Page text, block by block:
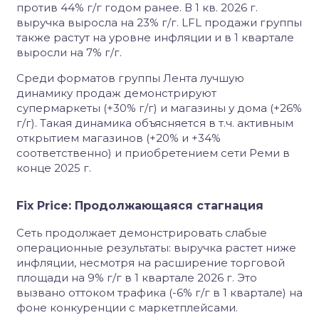
против 44% г/г годом ранее. В 1 кв. 2026 г.
выручка выросла на 23% г/г. LFL продажи группы
также растут на уровне инфляции и в 1 квартале
выросли на 7% г/г.
Среди форматов группы Лента лучшую
динамику продаж демонстрируют
супермаркеты (+30% г/г) и магазины у дома (+26%
г/г). Такая динамика объясняется в т.ч. активным
открытием магазинов (+20% и +34%
соответственно) и приобретением сети Реми в
конце 2025 г.
Fix Price: Продолжающаяся стагнация
Сеть продолжает демонстрировать слабые
операционные результаты: выручка растет ниже
инфляции, несмотря на расширение торговой
площади на 9% г/г в 1 квартале 2026 г. Это
вызвано оттоком трафика (-6% г/г в 1 квартале) на
фоне конкуренции с маркетплейсами.